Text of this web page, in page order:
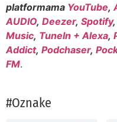
platformama YouTube,
AUDIO, Deezer, Spotify,
Music, TuneIn + Alexa,
Addict, Podchaser,
FM.
#Oznake